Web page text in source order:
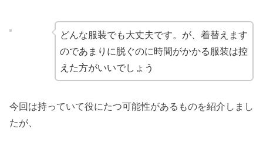
どんな服装でも大丈夫です。が、着替えます
のであまりに脱ぐのに時間がかかる服装は控
えた方がいいでしょう
今回は持っていて役にたつ可能性があるものを紹介しまし
たが、